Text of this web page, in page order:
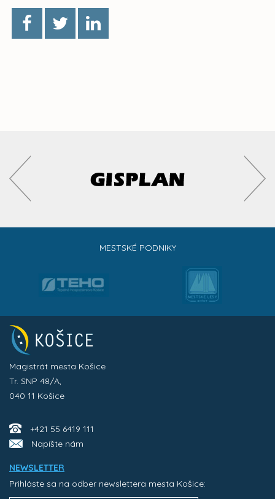
MESTSKÉ PODNIKY
Magistrát mesta Košice
Tr. SNP 48/A,
040 11 Košice
+421 55 6419 111
Napíšte nám
NEWSLETTER
Prihláste sa na odber newslettera mesta Košice: